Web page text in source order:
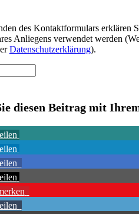
des Kontaktformulars erklären
Anliegens verwendet werden
Datenschutzerklärung).
diesen Beitrag mit